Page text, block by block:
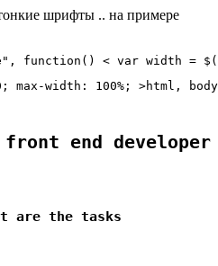
шрифты .. на примере
function() < var width
max-width: 100%; >html,
end developer
are the tasks